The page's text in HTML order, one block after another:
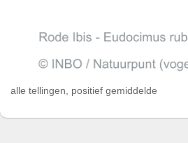
alle tellingen, positief gemiddelde